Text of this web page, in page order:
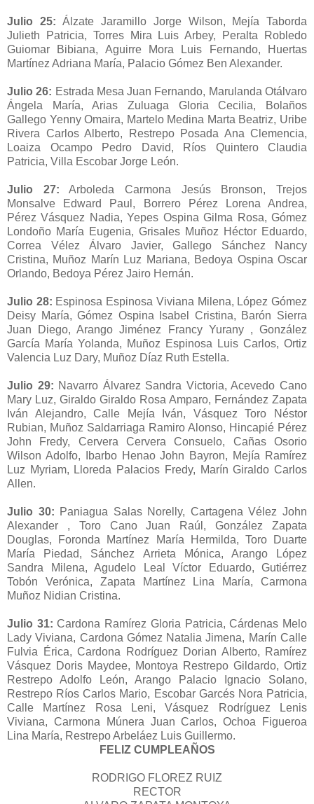
Julio 25: Álzate Jaramillo Jorge Wilson, Mejía Taborda
Julieth Patricia, Torres Mira Luis Arbey, Peralta Robledo
Guiomar Bibiana, Aguirre Mora Luis Fernando, Huertas
Martínez Adriana María, Palacio Gómez Ben Alexander.
Julio 26: Estrada Mesa Juan Fernando, Marulanda Otálvaro
Ángela María, Arias Zuluaga Gloria Cecilia, Bolaños
Gallego Yenny Omaira, Martelo Medina Marta Beatriz, Uribe
Rivera Carlos Alberto, Restrepo Posada Ana Clemencia,
Loaiza Ocampo Pedro David, Ríos Quintero Claudia
Patricia, Villa Escobar Jorge León.
Julio 27: Arboleda Carmona Jesús Bronson, Trejos
Monsalve Edward Paul, Borrero Pérez Lorena Andrea,
Pérez Vásquez Nadia, Yepes Ospina Gilma Rosa, Gómez
Londoño María Eugenia, Grisales Muñoz Héctor Eduardo,
Correa Vélez Álvaro Javier, Gallego Sánchez Nancy
Cristina, Muñoz Marín Luz Mariana, Bedoya Ospina Oscar
Orlando, Bedoya Pérez Jairo Hernán.
Julio 28: Espinosa Espinosa Viviana Milena, López Gómez
Deisy María, Gómez Ospina Isabel Cristina, Barón Sierra
Juan Diego, Arango Jiménez Francy Yurany , González
García María Yolanda, Muñoz Espinosa Luis Carlos, Ortiz
Valencia Luz Dary, Muñoz Díaz Ruth Estella.
Julio 29: Navarro Álvarez Sandra Victoria, Acevedo Cano
Mary Luz, Giraldo Giraldo Rosa Amparo, Fernández Zapata
Iván Alejandro, Calle Mejía Iván, Vásquez Toro Néstor
Rubian, Muñoz Saldarriaga Ramiro Alonso, Hincapié Pérez
John Fredy, Cervera Cervera Consuelo, Cañas Osorio
Wilson Adolfo, Ibarbo Henao John Bayron, Mejía Ramírez
Luz Myriam, Lloreda Palacios Fredy, Marín Giraldo Carlos
Allen.
Julio 30: Paniagua Salas Norelly, Cartagena Vélez John
Alexander , Toro Cano Juan Raúl, González Zapata
Douglas, Foronda Martínez María Hermilda, Toro Duarte
María Piedad, Sánchez Arrieta Mónica, Arango López
Sandra Milena, Agudelo Leal Víctor Eduardo, Gutiérrez
Tobón Verónica, Zapata Martínez Lina María, Carmona
Muñoz Nidian Cristina.
Julio 31: Cardona Ramírez Gloria Patricia, Cárdenas Melo
Lady Viviana, Cardona Gómez Natalia Jimena, Marín Calle
Fulvia Érica, Cardona Rodríguez Dorian Alberto, Ramírez
Vásquez Doris Maydee, Montoya Restrepo Gildardo, Ortiz
Restrepo Adolfo León, Arango Palacio Ignacio Solano,
Restrepo Ríos Carlos Mario, Escobar Garcés Nora Patricia,
Calle Martínez Rosa Leni, Vásquez Rodríguez Lenis
Viviana, Carmona Múnera Juan Carlos, Ochoa Figueroa
Lina María, Restrepo Arbeláez Luis Guillermo.
FELIZ CUMPLEAÑOS
RODRIGO FLOREZ RUIZ
RECTOR